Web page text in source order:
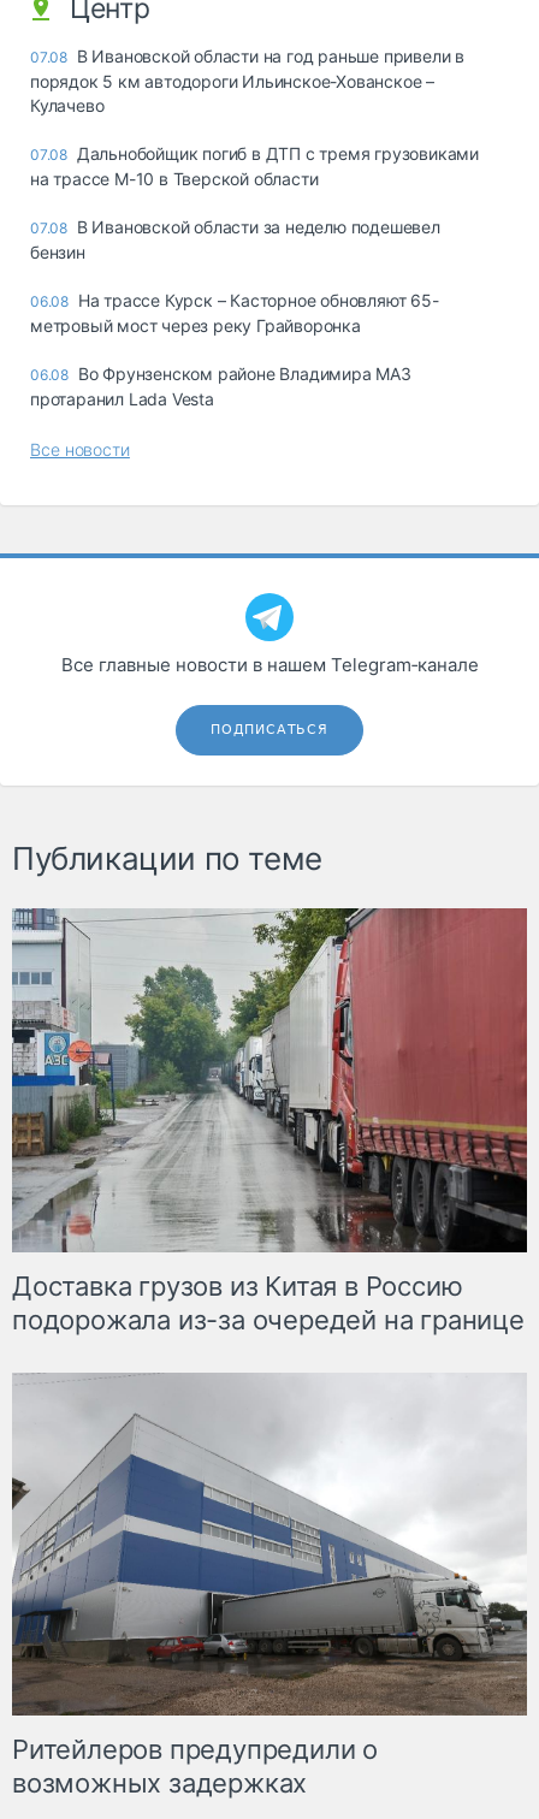
Центр
07.08 В Ивановской области на год раньше привели в
порядок 5 км автодороги Ильинское-Хованское –
Кулачево
07.08 Дальнобойщик погиб в ДТП с тремя грузовиками
на трассе М-10 в Тверской области
07.08 В Ивановской области за неделю подешевел
бензин
06.08 На трассе Курск – Касторное обновляют 65-
метровый мост через реку Грайворонка
06.08 Во Фрунзенском районе Владимира МАЗ
протаранил Lada Vesta
Все новости
Все главные новости в нашем Telegram‑канале
ПОДПИСАТЬСЯ
Публикации по теме
Доставка грузов из Китая в Россию
подорожала из-за очередей на границе
Ритейлеров предупредили о
возможных задержках